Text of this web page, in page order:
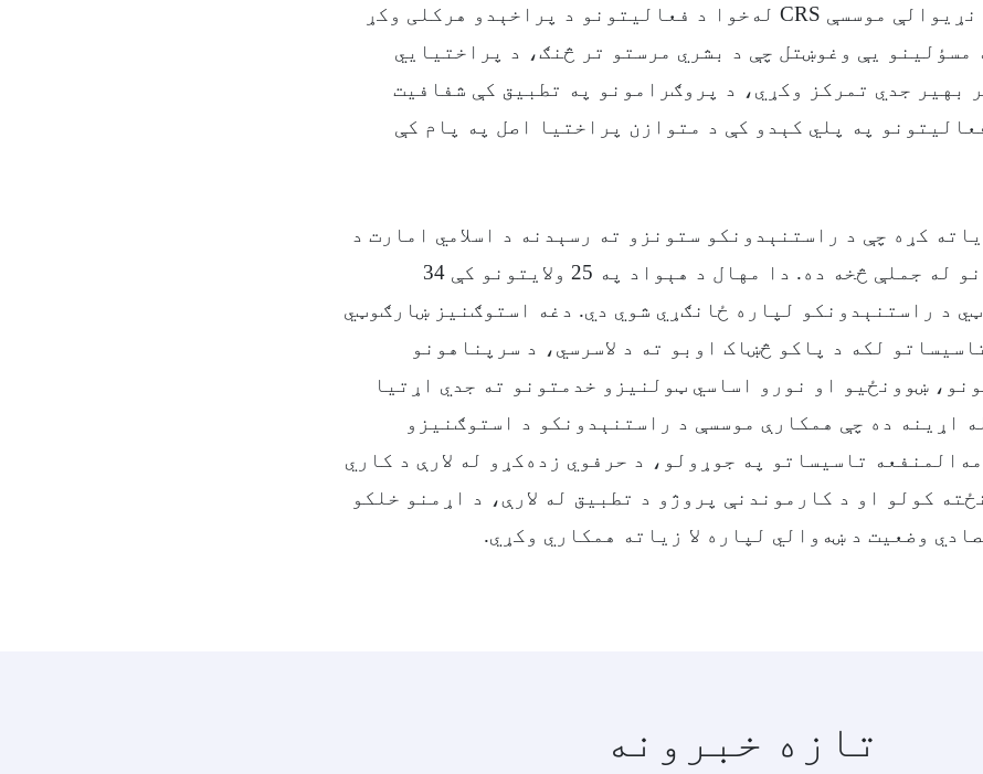
د اقتصاد وزیر د نړیوالې موسسې CRS له‌خوا د فعالیتونو د پراخېدو هرکلی وکړ
مسؤلینو یې وغوښتل چې د بشري مرستو تر څنګ، د پراختیایي
بهیر جدي تمرکز وکړي، د پروګرامونو په تطبیق کې شفافیت
په پلي کېدو کې د متوازن پراختیا اصل په پام کې
کړه چې د راستنېدونکو ستونزو ته رسېدنه د اسلامي امارت د
کاري لومړیتوبونو له جملې څخه ده. دا مهال د هېواد په 25 ولایتونو کې 34
د راستنېدونکو لپاره ځانګړي شوي دي. دغه استوګنیز ښارګوټي
لکه د پاکو څښاک اوبو ته د لاسرسي، د سرپناهونو
ښوونځیو او نورو اساسي ټولنیزو خدمتونو ته جدي اړتیا
اړینه ده چې همکارې موسسې د راستنېدونکو د استوګنیزو
تاسیساتو په جوړولو، د حرفوي زده‌کړو له لارې د کاري
کولو او د کارموندنې پروژو د تطبیق له لارې، د اړمنو خلکو
وضعیت د ښه‌والي لپاره لا زیاته همکاري وکړي.
تازه خبرونه